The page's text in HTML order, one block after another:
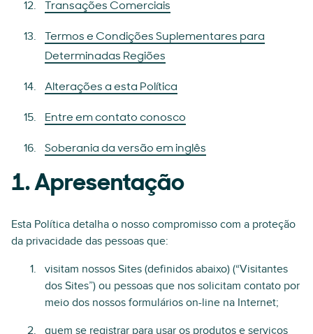
Transações Comerciais
Termos e Condições Suplementares para
Determinadas Regiões
Alterações a esta Política
Entre em contato conosco
Soberania da versão em inglês
1. Apresentação
Esta Política detalha o nosso compromisso com a proteção
da privacidade das pessoas que:
visitam nossos Sites (definidos abaixo) (“Visitantes
dos Sites”) ou pessoas que nos solicitam contato por
meio dos nossos formulários on-line na Internet;
quem se registrar para usar os produtos e serviços